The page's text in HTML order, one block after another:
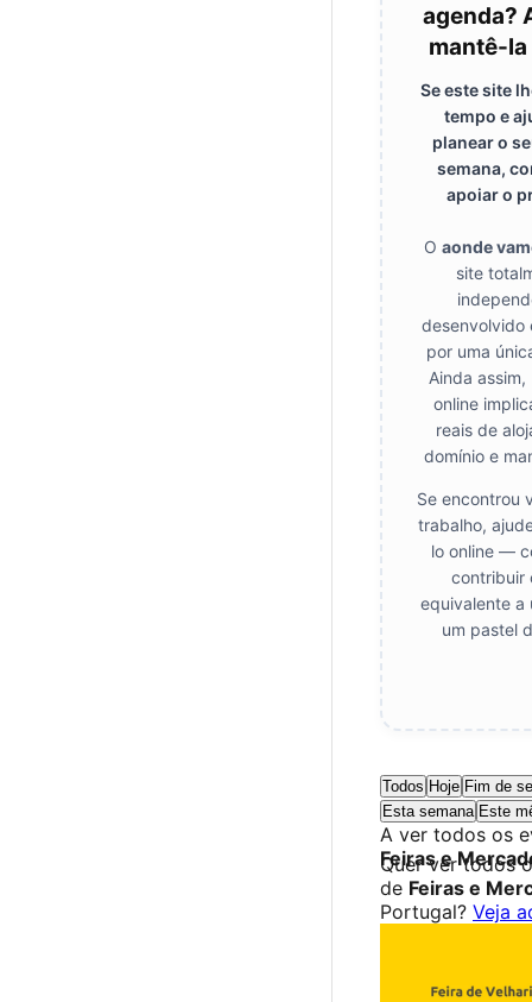
agenda?
mantê-
Se este site
tempo e
planear o
semana,
apoiar o
O aonde
site
desenvolvido
por uma
Ainda
online
reais de
domínio e
Se encontrou
trabalho,
lo online —
contribuir
equivalente a
um pastel
Todos Hoje Fim de
Esta semana Este
A ver todos os
Feiras e
Quer ver todos
de Feiras e
Portugal? Veja